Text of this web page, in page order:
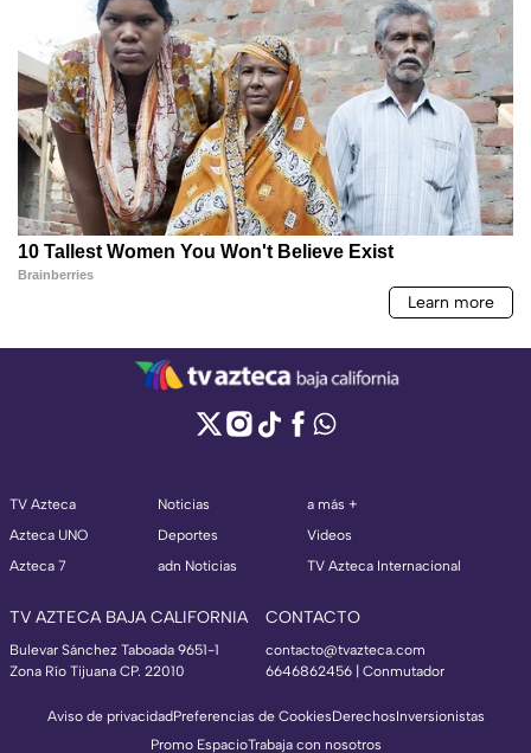
TV Azteca
Azteca UNO
Azteca 7
Noticias
Deportes
adn Noticias
a más +
Videos
TV Azteca Internacional
TV AZTECA BAJA CALIFORNIA
Bulevar Sánchez Taboada 9651-1
Zona Río Tijuana CP. 22010
CONTACTO
contacto@tvazteca.com
6646862456 | Conmutador
Aviso de privacidadPreferencias de CookiesDerechosInversionistas
Promo EspacioTrabaja con nosotros